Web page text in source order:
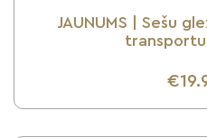
JAUNUMS | Sešu
UZZINI